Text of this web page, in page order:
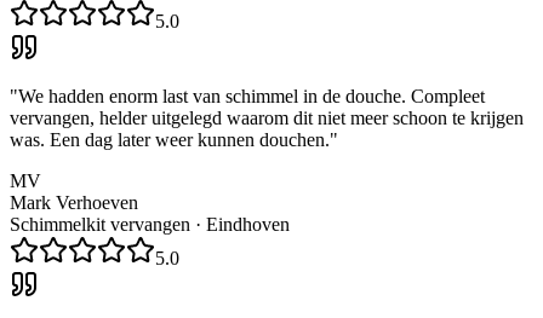
5.0
"We hadden enorm last van schimmel in de douche. Compleet
vervangen, helder uitgelegd waarom dit niet meer schoon te krijgen
was. Een dag later weer kunnen douchen."
MV
Mark Verhoeven
Schimmelkit vervangen · Eindhoven
5.0